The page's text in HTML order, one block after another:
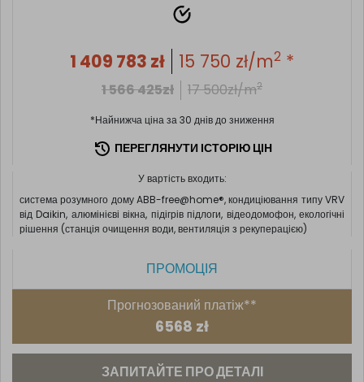
1 409 783 zł 15 750 zł/m2 *
1 566 425zł 17 500zł/m2
*Найнижча ціна за 30 днів до зниження
ПЕРЕГЛЯНУТИ ІСТОРІЮ ЦІН
У вартість входить:
система розумного дому ABB-free@home®, кондиціювання типу VRV
від Daikin, алюмінієві вікна, підігрів підлоги, відеодомофон, екологічні
рішення (станція очищення води, вентиляція з рекуперацією)
ПРОМОЦІЯ
Прогнозований платіж**
6568 zł
ЗАПИТАЙТЕ ПРО ДЕТАЛІ